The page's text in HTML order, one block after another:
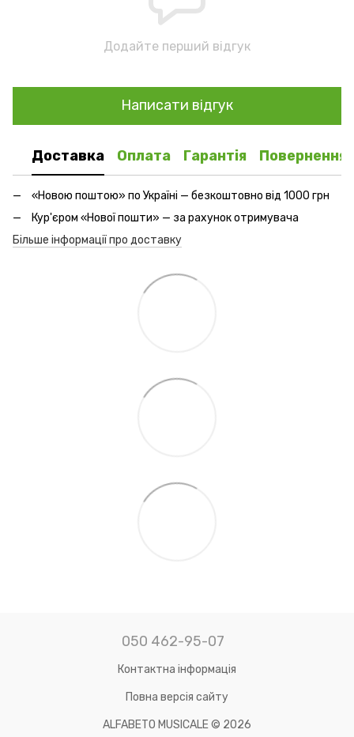
Додайте перший відгук
Написати відгук
Доставка Оплата Гарантія Повернення
«Новою поштою» по Україні — безкоштовно від 1000 грн
Кур'єром «Нової пошти» — за рахунок отримувача
Більше інформації про доставку
050 462-95-07
Контактна інформація
Повна версія сайту
ALFABETO MUSICALE © 2026